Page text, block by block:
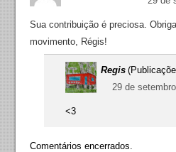
Sua contribuição é preciosa.
movimento, Régis!
Regis
29 de
<3
Comentários encerrados.